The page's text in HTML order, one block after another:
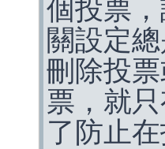
個投票
關設定
刪除投
票，就
了防止